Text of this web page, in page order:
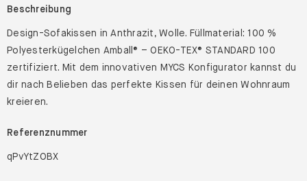
Beschreibung
Design-Sofakissen in Anthrazit, Wolle. Füllmaterial: 100 %
Polyesterkügelchen Amball® – OEKO-TEX® STANDARD 100
zertifiziert. Mit dem innovativen MYCS Konfigurator kannst du
dir nach Belieben das perfekte Kissen für deinen Wohnraum
kreieren.
Referenznummer
qPvYtZOBX